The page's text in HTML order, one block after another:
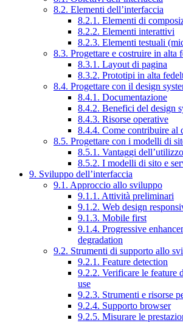
8.2. Elementi dell’interfaccia
8.2.1. Elementi di
8.2.2. Elementi interattivi
8.2.3. Elementi testuali
8.3. Progettare e costruire in alta
8.3.1. Layout di pagina
8.3.2. Prototipi in alta
8.4. Progettare con il design
8.4.1. Documentazione
8.4.2. Benefici del design
8.4.3. Risorse operative
8.4.4. Come contribuire al
8.5. Progettare con i modelli di
8.5.1. Vantaggi
8.5.2. I modelli di sito e
9. Sviluppo dell’interfaccia
9.1. Approccio allo sviluppo
9.1.1. Attività preliminari
9.1.2. Web design
9.1.3. Mobile first
9.1.4. Progressive
degradation
9.2. Strumenti di supporto allo
9.2.1. Feature detection
9.2.2. Verificare le feature
use
9.2.3. Strumenti e risorse
9.2.4. Supporto browser
9.2.5. Misurare le